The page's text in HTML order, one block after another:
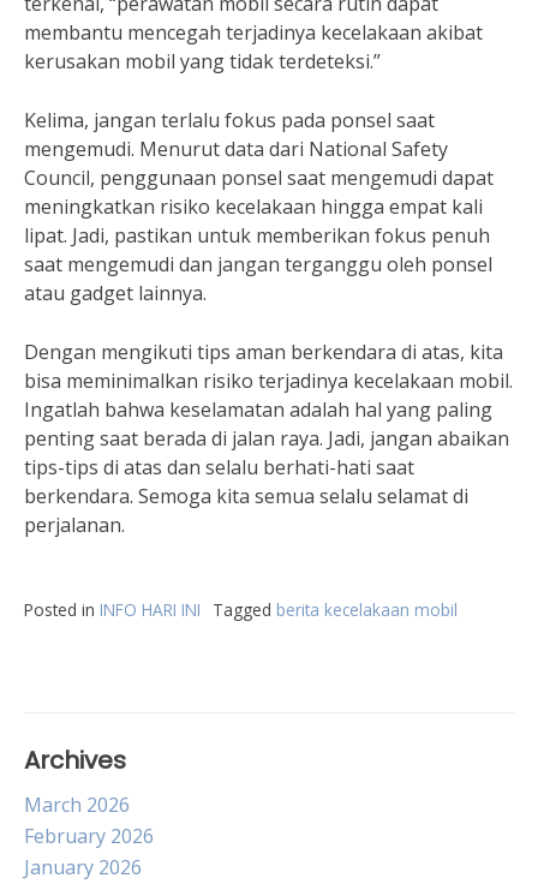
membantu mencegah terjadinya kecelakaan akibat
kerusakan mobil yang tidak terdeteksi.”
Kelima, jangan terlalu fokus pada ponsel saat
mengemudi. Menurut data dari National Safety
Council, penggunaan ponsel saat mengemudi dapat
meningkatkan risiko kecelakaan hingga empat kali
lipat. Jadi, pastikan untuk memberikan fokus penuh
saat mengemudi dan jangan terganggu oleh ponsel
atau gadget lainnya.
Dengan mengikuti tips aman berkendara di atas, kita
bisa meminimalkan risiko terjadinya kecelakaan mobil.
Ingatlah bahwa keselamatan adalah hal yang paling
penting saat berada di jalan raya. Jadi, jangan abaikan
tips-tips di atas dan selalu berhati-hati saat
berkendara. Semoga kita semua selalu selamat di
perjalanan.
Posted in INFO HARI INI Tagged berita kecelakaan mobil
Archives
March 2026
February 2026
January 2026